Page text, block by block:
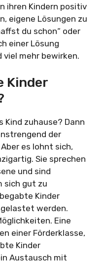
ihren Kindern positiv
eigene Lösungen zu
du schon“ oder
einer Lösung
viel mehr bewirken.
Kinder
Kind zuhause? Dann
der
es lohnt sich,
Sie sprechen
und sind
sich gut zu
Kinder
werden.
Eine
einer Förderklasse,
Kinder
Austausch mit